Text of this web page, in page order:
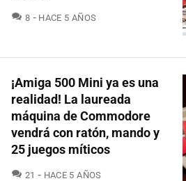
8 COMENTARIOS
HACE 5 AÑOS
¡Amiga 500 Mini ya es una
realidad! La laureada
máquina de Commodore
vendrá con ratón, mando y
25 juegos míticos
21 COMENTARIOS
HACE 5 AÑOS